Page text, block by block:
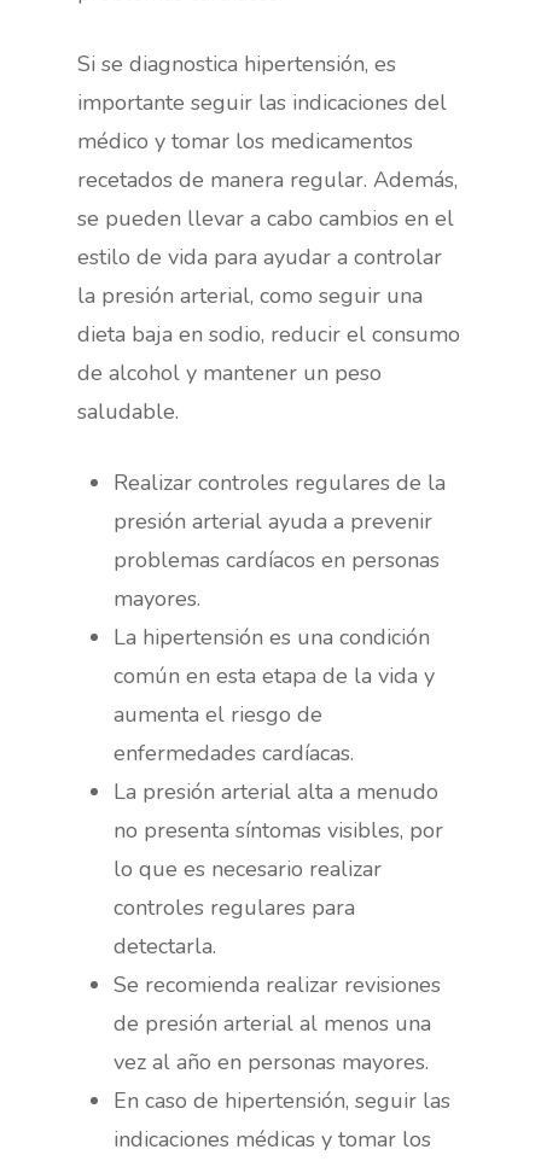
Si se diagnostica hipertensión, es
importante seguir las indicaciones del
médico y tomar los medicamentos
recetados de manera regular. Además,
se pueden llevar a cabo cambios en el
estilo de vida para ayudar a controlar
la presión arterial, como seguir una
dieta baja en sodio, reducir el consumo
de alcohol y mantener un peso
saludable.
Realizar controles regulares de la
presión arterial ayuda a prevenir
problemas cardíacos en personas
mayores.
La hipertensión es una condición
común en esta etapa de la vida y
aumenta el riesgo de
enfermedades cardíacas.
La presión arterial alta a menudo
no presenta síntomas visibles, por
lo que es necesario realizar
controles regulares para
detectarla.
Se recomienda realizar revisiones
de presión arterial al menos una
vez al año en personas mayores.
En caso de hipertensión, seguir las
indicaciones médicas y tomar los